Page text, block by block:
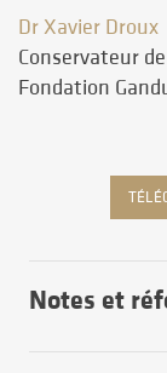
Dr Xavier Droux
Conservateur
Fondation
Notes et